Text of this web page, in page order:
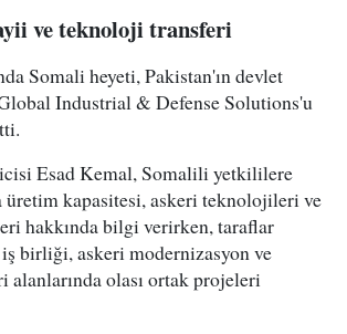
ve teknoloji transferi
Somali heyeti, Pakistan'ın devlet
Industrial & Defense Solutions'u
Esad Kemal, Somalili yetkililere
üretim kapasitesi, askeri teknolojileri ve
hakkında bilgi verirken, taraflar
birliği, askeri modernizasyon ve
alanlarında olası ortak projeleri